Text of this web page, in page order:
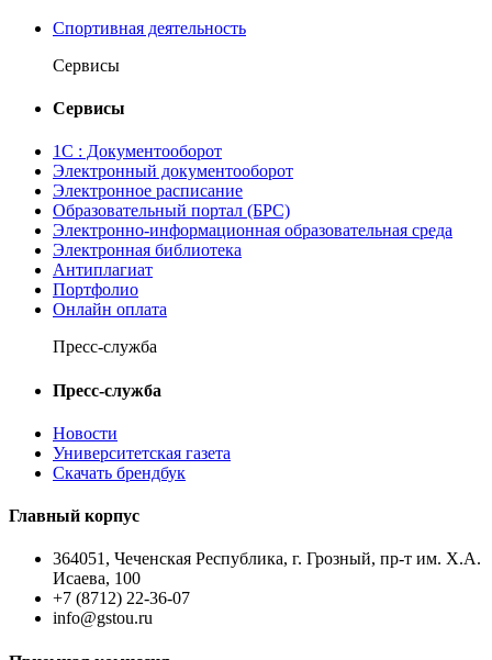
Спортивная деятельность
Сервисы
Сервисы
1С : Документооборот
Электронный документооборот
Электронное расписание
Образовательный портал (БРС)
Электронно-информационная образовательная среда
Электронная библиотека
Антиплагиат
Портфолио
Онлайн оплата
Пресс-служба
Пресс-служба
Новости
Университетская газета
Скачать брендбук
Главный корпус
364051, Чеченская Республика, г. Грозный, пр-т им. Х.А.
Исаева, 100
+7 (8712) 22-36-07
info@gstou.ru